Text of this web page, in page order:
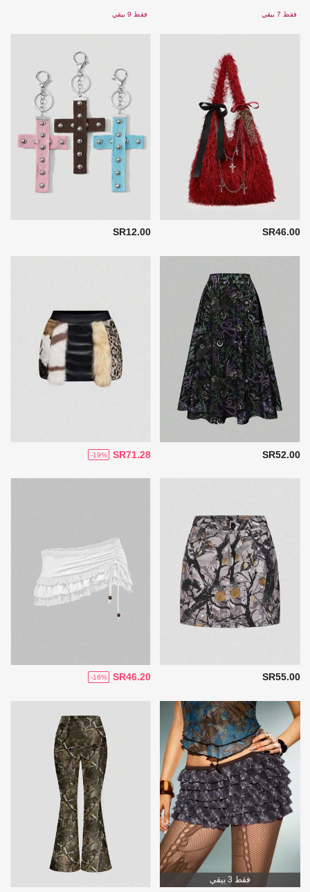
فقط 7 بيقي فقط 9 بيقي
SR46.00
SR12.00
SR52.00
SR71.28
-19%
SR55.00
SR46.20
-16%
فقط 3 بيقي